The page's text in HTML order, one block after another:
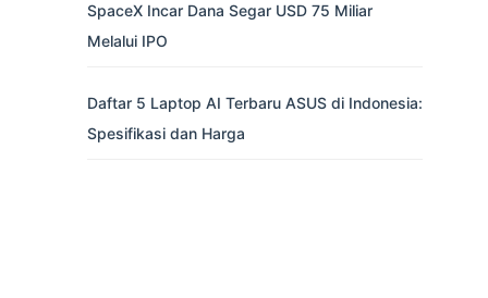
SpaceX Incar Dana Segar USD 75 Miliar
Melalui IPO
Daftar 5 Laptop AI Terbaru ASUS di Indonesia:
Spesifikasi dan Harga